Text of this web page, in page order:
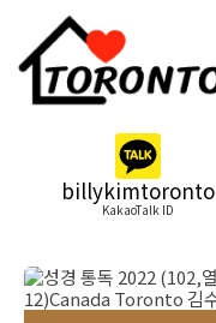
billykimtoronto
KakaoTalk ID